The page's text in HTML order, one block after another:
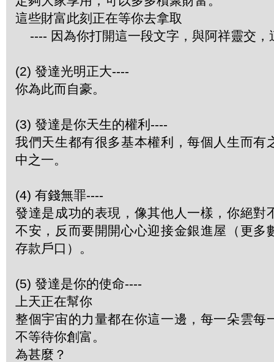
這些財富此刻正在等你去拿取
---- 因為你打開這一段文字，與阿祥靈交，
(2) 發達光明正大----
你為此而自豪。
(3) 發達是你天生的權利----
我們天生都有很多基本權利，每個人生而有
中之一。
(4) 有錢無罪----
發達是成功的表現，像其他人一樣，你絕對
不安，反而要開開心心迎接金銀進屋（更多
存款戶口）。
(5) 發達是你的使命----
上天正在幫你
整個宇宙的力量都在你這一邊，每一朵雲每
不等待你創富。
為甚麼？